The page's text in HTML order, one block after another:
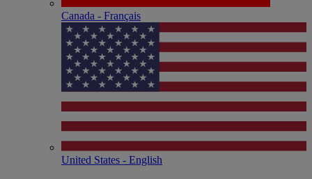
Canada - Français
United States - English